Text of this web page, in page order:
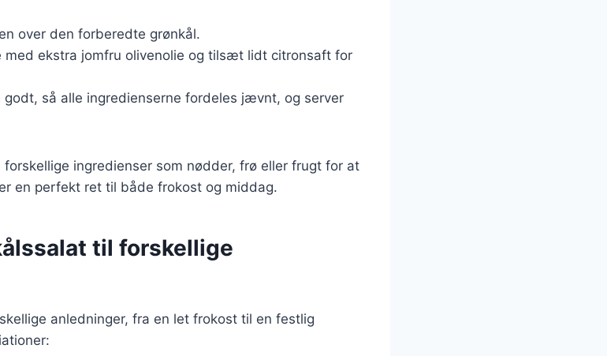
over den forberedte grønkål.
med ekstra jomfru olivenolie og tilsæt lidt citronsaft for
godt, så alle ingredienserne fordeles jævnt, og server
ingredienser som nødder, frø eller frugt for at
en perfekt ret til både frokost og middag.
til forskellige
anledninger, fra en let frokost til en festlig